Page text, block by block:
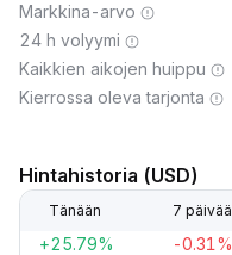
Markkina-arvo
24 h volyymi
Kaikkien aikojen huippu
Kierrossa oleva tarjonta
Hintahistoria (USD)
Tänään 7 päivää
+25.79% -0.31%